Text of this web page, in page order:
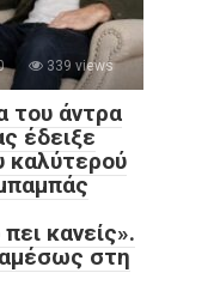
339 views
του άντρα
έδειξε
καλύτερού
κανείς».
στη